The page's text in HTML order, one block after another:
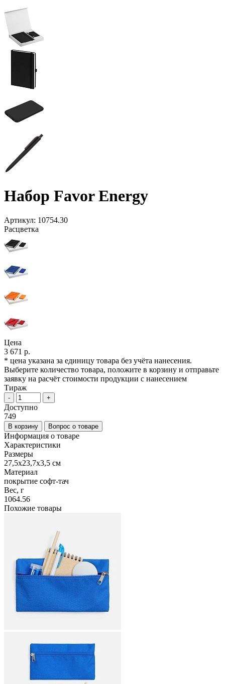
Набор Favor Energy
Артикул: 10754.30
Расцветка
Цена
3 671 р.
* цена указана за единицу товара без учёта нанесения.
Выберите количество товара, положите в корзину и отправьте
заявку на расчёт стоимости продукции с нанесением
Тираж
- +
Доступно
749
В корзину Вопрос о товаре
Информация о товаре
Характеристики
Размеры
27,5х23,7х3,5 см
Материал
покрытие софт-тач
Вес, г
1064.56
Похожие товары